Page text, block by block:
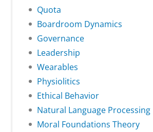
Quota
Boardroom Dynamics
Governance
Leadership
Wearables
Physiolitics
Ethical Behavior
Natural Language Processing
Moral Foundations Theory